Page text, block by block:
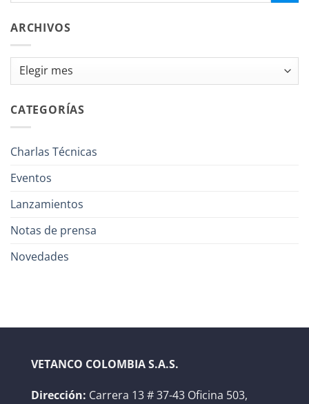
ARCHIVOS
Archivos
CATEGORÍAS
Charlas Técnicas
Eventos
Lanzamientos
Notas de prensa
Novedades
VETANCO COLOMBIA S.A.S.
Dirección: Carrera 13 # 37-43 Oficina 503,